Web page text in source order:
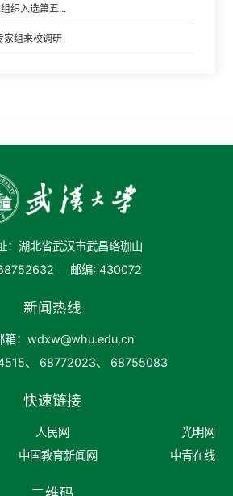
织入选第五...
家组来校调研
：湖北省武汉市武昌珞珈山
邮编: 430072
新闻热线
箱：wdxw@whu.edu.cn
、 68772023、 68755083
快速链接
人民网
光明网
中国教育新闻网 中青在线